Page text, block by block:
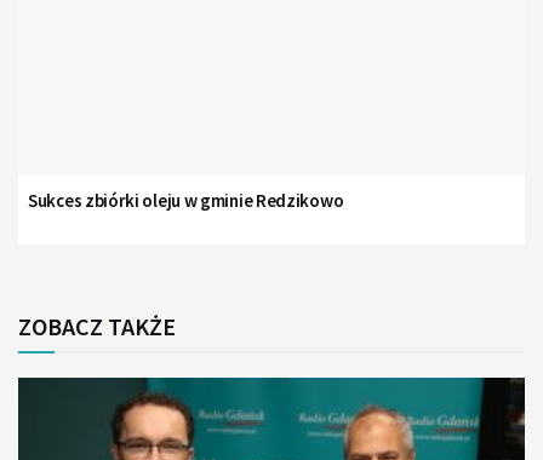
Sukces zbiórki oleju w gminie Redzikowo
ZOBACZ TAKŻE